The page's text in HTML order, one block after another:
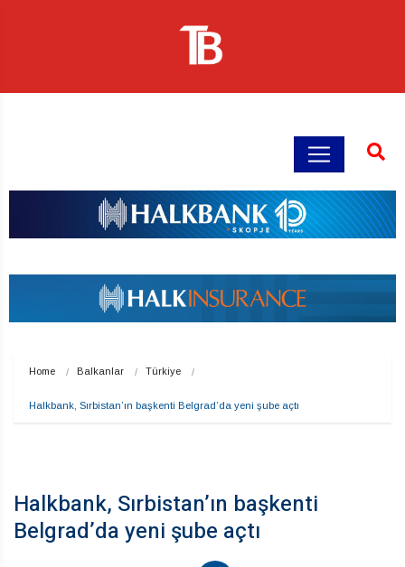
Home Balkanlar Türkiye
Halkbank, Sırbistan’ın başkenti Belgrad’da yeni şube açtı
Halkbank, Sırbistan’ın başkenti
Belgrad’da yeni şube açtı